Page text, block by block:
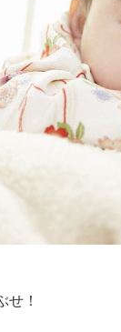
せ！